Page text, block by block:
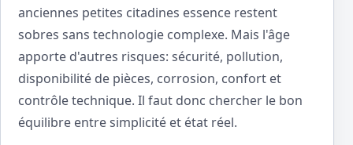
anciennes petites citadines essence restent
sobres sans technologie complexe. Mais l'âge
apporte d'autres risques: sécurité, pollution,
disponibilité de pièces, corrosion, confort et
contrôle technique. Il faut donc chercher le bon
équilibre entre simplicité et état réel.